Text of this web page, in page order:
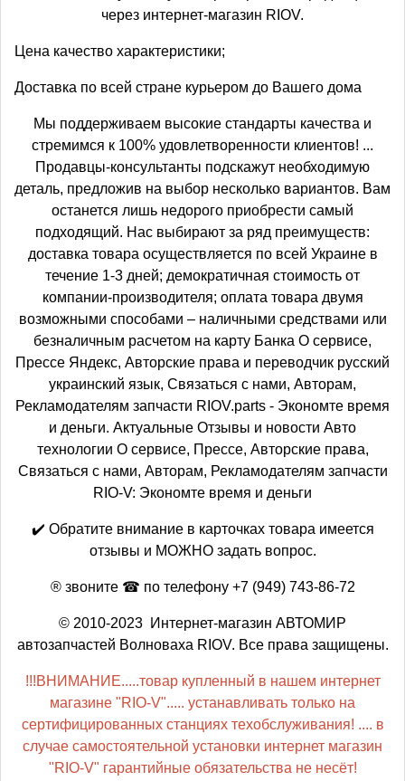
через интернет-магазин RIOV.
Цена качество характеристики;
Доставка по всей стране курьером до Вашего дома
Мы поддерживаем высокие стандарты качества и
стремимся к 100% удовлетворенности клиентов! ...
Продавцы-консультанты подскажут необходимую
деталь, предложив на выбор несколько вариантов. Вам
останется лишь недорого приобрести самый
подходящий. Нас выбирают за ряд преимуществ:
доставка товара осуществляется по всей Украине в
течение 1-3 дней; демократичная стоимость от
компании-производителя; оплата товара двумя
возможными способами – наличными средствами или
безналичным расчетом на карту Банка О сервисе,
Прессе Яндекс, Авторские права и переводчик русский
украинский язык, Связаться с нами, Авторам,
Рекламодателям запчасти RIOV.parts - Экономте время
и деньги. Актуальные Отзывы и новости Авто
технологии О сервисе, Прессе, Авторские права,
Связаться с нами, Авторам, Рекламодателям запчасти
RIO-V: Экономте время и деньги
✔️ Обратите внимание в карточках товара имеется
отзывы и МОЖНО задать вопрос.
® звоните ☎ по телефону +7 (949) 743-86-72
© 2010-2023 Интернет-магазин АВТОМИР
автозапчастей Волноваха RIOV. Все права защищены.
!!!ВНИМАНИЕ.....товар купленный в нашем интернет
магазине "RIO-V"..... устанавливать только на
сертифицированных станциях техобслуживания! .... в
случае самостоятельной установки интернет магазин
"RIO-V" гарантийные обязательства не несёт!